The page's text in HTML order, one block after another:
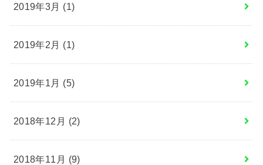
2019年3月 (1)
2019年2月 (1)
2019年1月 (5)
2018年12月 (2)
2018年11月 (9)